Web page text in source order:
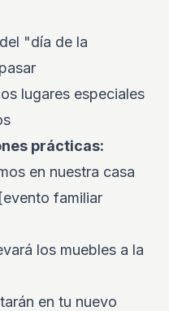
"día de la
lugares especiales
prácticas:
en nuestra casa
familiar
los muebles a la
en tu nuevo